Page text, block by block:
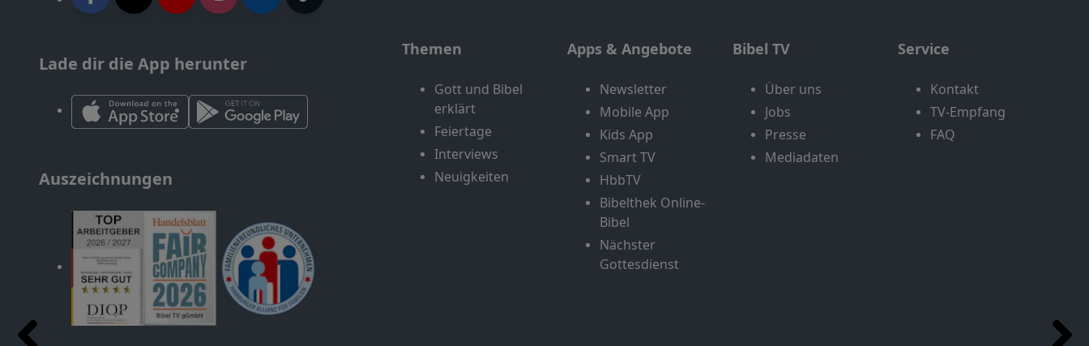
Lade dir die App herunter
Auszeichnungen
Themen
Gott und Bibel
erklärt
Feiertage
Interviews
Neuigkeiten
Apps & Angebote
Newsletter
Mobile App
Kids App
Smart TV
HbbTV
Bibelthek Online-
Bibel
Nächster
Gottesdienst
Bibel TV
Über uns
Jobs
Presse
Mediadaten
Service
Kontakt
TV-Empfang
FAQ